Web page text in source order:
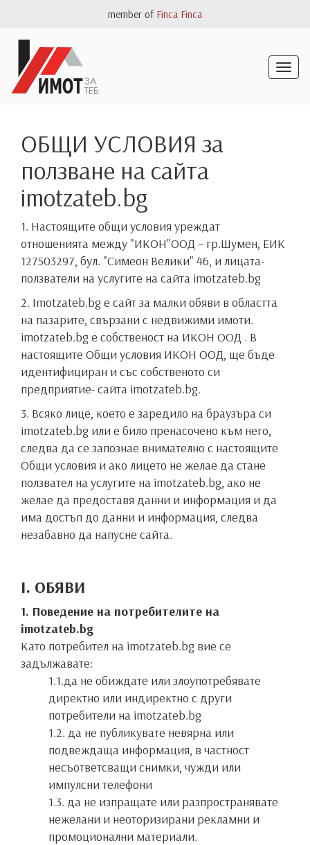
member of Finca Finca
ОБЩИ УСЛОВИЯ за
ползване на сайта
imotzateb.bg
1. Настоящите общи условия уреждат
отношенията между "ИКОН"ООД – гр.Шумен, ЕИК
127503297, бул. "Симеон Велики" 46, и лицата-
ползватели на услугите на сайта imotzateb.bg
2. Imotzateb.bg е сайт за малки обяви в областта
на пазарите, свързани с недвижими имоти.
imotzateb.bg е собственост на ИКОН ООД . В
настоящите Общи условия ИКОН ООД, ще бъде
идентифициран и със собственото си
предприятие- сайта imotzateb.bg.
3. Всяко лице, което е заредило на браузъра си
imotzateb.bg или е било пренасочено към него,
следва да се запознае внимателно с настоящите
Общи условия и ако лицето не желае да стане
ползвател на услугите на imotzateb.bg, ако не
желае да предоставя данни и информация и да
има достъп до данни и информация, следва
незабавно да напусне сайта.
I. ОБЯВИ
1. Поведение на потребителите на
imotzateb.bg
Като потребител на imotzateb.bg вие се
задължавате:
1.1.да не обиждате или злоупотребявате
директно или индиректно с други
потребители на imotzateb.bg
1.2. да не публикувате невярна или
подвеждаща информация, в частност
несъответсващи снимки, чужди или
импулсни телефони
1.3. да не изпращате или разпространявате
нежелани и неоторизирани рекламни и
промоционални материали.